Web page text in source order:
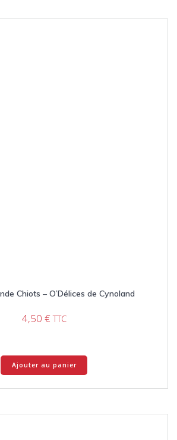
Chiots – O’Délices de Cynoland
4,50 € TTC
Ajouter au panier